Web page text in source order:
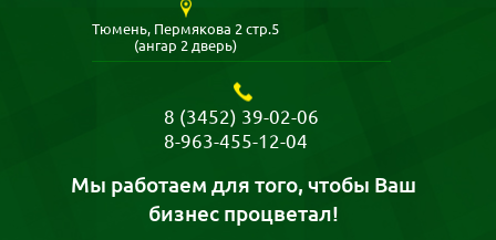
Мы работаем для того, чтобы Ваш
бизнес процветал!
Тюмень, Пермякова 2 стр.5
(ангар 2 дверь)
8 (3452) 39-02-06
8-963-455-12-04